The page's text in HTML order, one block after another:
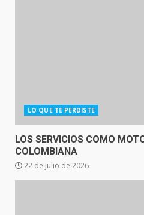
LO QUE TE PERDISTE
LOS SERVICIOS COMO
COLOMBIANA
22 de julio de 2026